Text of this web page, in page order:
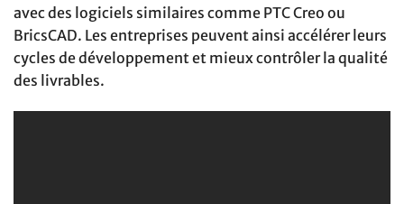
avec des logiciels similaires comme PTC Creo ou
BricsCAD. Les entreprises peuvent ainsi accélérer leurs
cycles de développement et mieux contrôler la qualité
des livrables.